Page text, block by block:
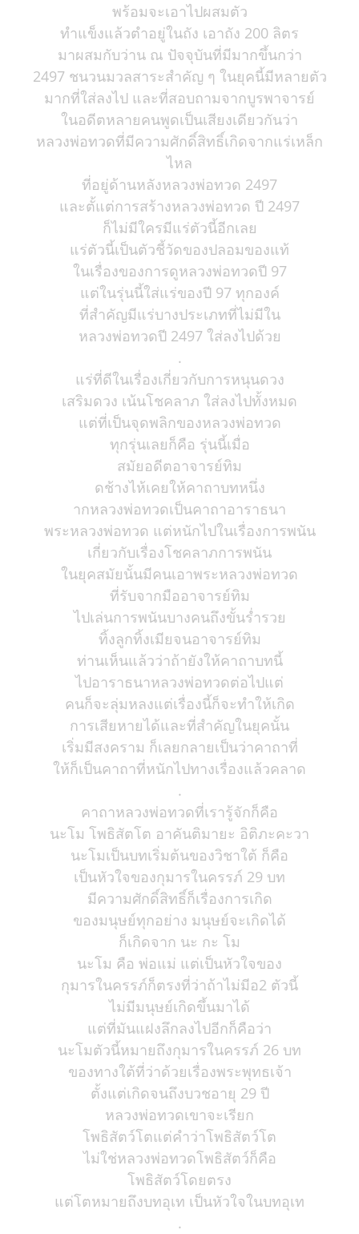
พร้อมจะเอาไปผสมตัว
ทำแข็งแล้วตำอยู่ในถัง เอาถัง 200 ลิตร
มาผสมกับว่าน ณ ปัจจุบันที่มีมากขึ้นกว่า
2497 ชนวนมวลสาระสำคัญ ๆ ในยุคนี้มีหลายตัว
มากที่ใส่ลงไป และที่สอบถามจากบูรพาจารย์
ในอดีตหลายคนพูดเป็นเสียงเดียวกันว่า
หลวงพ่อทวดที่มีความศักดิ์สิทธิ์เกิดจากแร่เหล็ก
ไหล
ที่อยู่ด้านหลังหลวงพ่อทวด 2497
และตั้แต่การสร้างหลวงพ่อทวด ปี 2497
ก็ไม่มีใครมีแร่ตัวนี้อีกเลย
แร่ตัวนี้เป็นตัวชี้วัดของปลอมของแท้
ในเรื่องของการดูหลวงพ่อทวดปี 97
แต่ในรุ่นนี้ใส่แร่ของปี 97 ทุกองค์
ที่สำคัญมีแร่บางประเภทที่ไม่มีใน
หลวงพ่อทวดปี 2497 ใส่ลงไปด้วย
.
แร่ที่ดีในเรื่องเกี่ยวกับการหนุนดวง
เสริมดวง เน้นโชคลาภ ใส่ลงไปทั้งหมด
แต่ที่เป็นจุดพลิกของหลวงพ่อทวด
ทุกรุ่นเลยก็คือ รุ่นนี้เมื่อ
สมัยอดีตอาจารย์ทิม
ดช้างไห้เคยให้คาถาบทหนึ่ง
ากหลวงพ่อทวดเป็นคาถาอาราธนา
พระหลวงพ่อทวด แต่หนักไปในเรื่องการพนัน
เกี่ยวกับเรื่องโชคลาภการพนัน
ในยุคสมัยนั้นมีคนเอาพระหลวงพ่อทวด
ที่รับจากมืออาจารย์ทิม
ไปเล่นการพนันบางคนถึงขั้นร่ำรวย
ทิ้งลูกทิ้งเมียจนอาจารย์ทิม
ท่านเห็นแล้วว่าถ้ายังให้คาถาบทนี้
ไปอาราธนาหลวงพ่อทวดต่อไปแต่
คนก็จะลุ่มหลงแต่เรื่องนี้ก็จะทำให้เกิด
การเสียหายได้และที่สำคัญในยุคนั้น
เริ่มมีสงคราม ก็เลยกลายเป็นว่าคาถาที่
ให้ก็เป็นคาถาที่หนักไปทางเรื่องแล้วคลาด
.
คาถาหลวงพ่อทวดที่เรารู้จักก็คือ
นะโม โพธิสัตโต อาคันติมายะ อิติภะคะวา
นะโมเป็นบทเริ่มต้นของวิชาใต้ ก็คือ
เป็นหัวใจของกุมารในครรภ์ 29 บท
มีความศักดิ์สิทธิ์ก็เรื่องการเกิด
ของมนุษย์ทุกอย่าง มนุษย์จะเกิดได้
ก็เกิดจาก นะ กะ โม
นะโม คือ พ่อแม่ แต่เป็นหัวใจของ
กุมารในครรภ์ก็ตรงที่ว่าถ้าไม่มีอ2 ตัวนี้
ไม่มีมนุษย์เกิดขึ้นมาได้
แต่ที่มันแฝงลึกลงไปอีกก็คือว่า
นะโมตัวนี้หมายถึงกุมารในครรภ์ 26 บท
ของทางใต้ที่ว่าด้วยเรื่องพระพุทธเจ้า
ตั้งแต่เกิดจนถึงบวชอายุ 29 ปี
หลวงพ่อทวดเขาจะเรียก
โพธิสัตว์โตแต่คำว่าโพธิสัตว์โต
ไม่ใช่หลวงพ่อทวดโพธิสัตว์ก็คือ
โพธิสัตว์โดยตรง
แต่โตหมายถึงบทอุเท เป็นหัวใจในบทอุเท
.